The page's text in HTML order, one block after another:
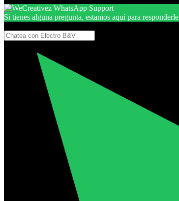
Si tienes alguna pregunta, estamos aquí para responderle